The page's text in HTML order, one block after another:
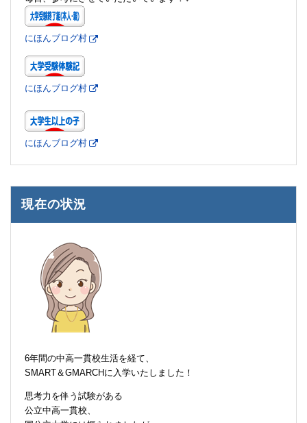
にほんブログ村
にほんブログ村
にほんブログ村
現在の状況
6年間の中高一貫校生活を経て、
SMART＆GMARCHに入学いたしました！
思考力を伴う試験がある
公立中高一貫校、